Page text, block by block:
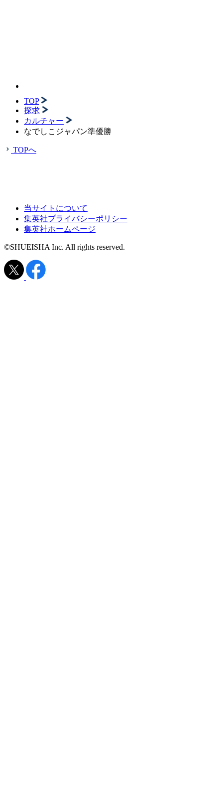
TOP
探求
カルチャー
なでしこジャパン準優勝
TOPへ
当サイトについて
集英社プライバシーポリシー
集英社ホームページ
©SHUEISHA Inc. All rights reserved.